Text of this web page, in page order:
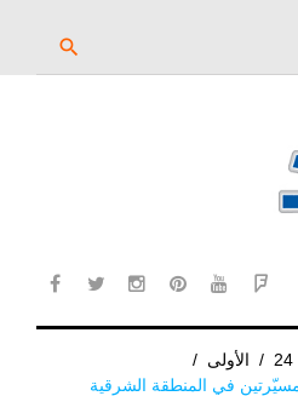
search
24
/ الأولى /
في المنطقة الشرقية